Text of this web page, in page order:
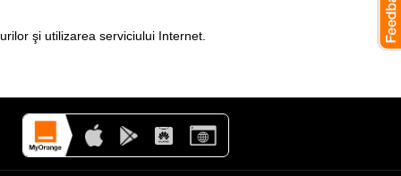
şi utilizarea serviciului Internet.